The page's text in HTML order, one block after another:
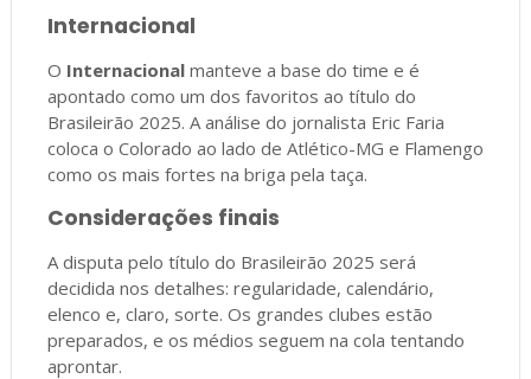
Internacional
O Internacionalmanteve a base do time e é
apontado como um dos favoritos ao título do
Brasileirão 2025. A análise do jornalista Eric Faria
coloca o Colorado ao lado de Atlético-MG e Flamengo
como os mais fortes na briga pela taça.
Considerações finais
A disputa pelo título do Brasileirão 2025 será
decidida nos detalhes: regularidade, calendário,
elenco e, claro, sorte. Os grandes clubes estão
preparados, e os médios seguem na cola tentando
aprontar.